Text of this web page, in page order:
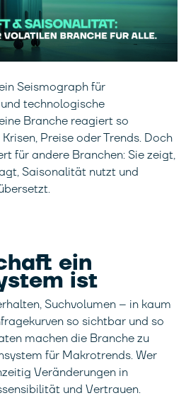
Seismograph für
technologische
Branche reagiert so
Preise oder Trends. Doch
für andere Branchen: Sie zeigt,
Saisonalität nutzt und
ein
ist
Suchvolumen – in kaum
so sichtbar und so
machen die Branche zu
für Makrotrends. Wer
Veränderungen in
und Vertrauen.